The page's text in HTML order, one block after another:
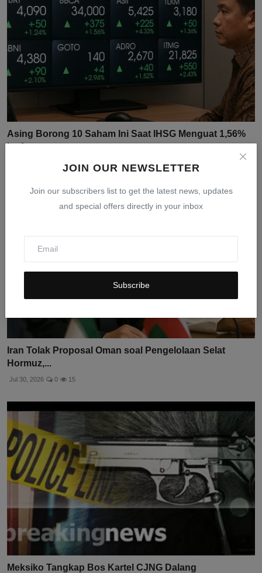
JOIN OUR NEWSLETTER
Join our subscribers list to get the latest news, updates
and special offers directly in your inbox
Subscribe
Asing Borong 10 Saham Ini Saat IHSG Menguat 1,56%
ke 6....
Iran Tolak Proposal Oman soal Pengelolaan Selat
Hormuz,...
Jul 30, 2026 0 15
Meksiko Tangkap Bos Kartel CJNG Dalang